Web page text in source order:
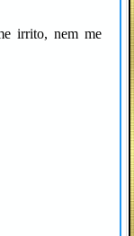
irrito, nem me